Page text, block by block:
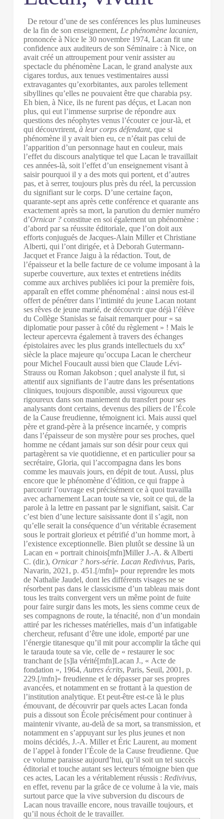
De retour d’une de ses conférences les plus lumineuses
de la fin de son enseignement, Le phénomène lacanien,
prononcée à Nice le 30 novembre 1974, Lacan fit une
confidence aux auditeurs de son Séminaire : à Nice, on
avait créé un attroupement pour venir assister au
spectacle du phénomène Lacan, le grand analyste aux
cigares tordus, aux tenues vestimentaires aussi
extravagantes qu’exorbitantes, aux paroles tellement
sibyllines qu’elles ne pouvaient être que charabia psy.
Eh bien, à Nice, ils ne furent pas déçus, et Lacan non
plus, qui eut l’immense surprise de répondre aux
questions des néophytes venus l’écouter ce jour-là, et
qui découvrirent, à leur corps défendant, que si
phénomène il y avait bien eu, ce n’était pas celui de
l’apparition d’un personnage haut en couleur, mais
l’effet du discours analytique tel que Lacan le travaillait
ces années-là, soit l’effet d’un enseignement visant à
saisir pourquoi il y a des mots qui portent, et d’autres
pas, et à serrer, toujours plus près du réel, la percussion
du signifiant sur le corps. D’une certaine façon,
quarante-sept ans après cette conférence et quarante ans
exactement après sa mort, la parution du dernier numéro
d’Ornicar ? constitue en soi également un phénomène :
d’abord par sa réussite éditoriale, que l’on doit aux
efforts conjugués de Jacques-Alain Miller et Christiane
Alberti, qui l’ont dirigée, et à Deborah Gutermann-
Jacquet et France Jaigu à la rédaction. Tout, de
l’épaisseur et la belle facture de ce volume imposant à la
superbe couverture, aux textes et entretiens inédits
comme aux archives publiées ici pour la première fois,
apparaît en effet comme phénoménal : ainsi nous est-il
offert de pénétrer dans l’intimité du jeune Lacan notant
ses rêves de jeune marié, de découvrir que déjà l’élève
du Collège Stanislas se faisait remarquer pour « sa
diplomatie pour passer à côté du règlement » ! Mais le
lecteur apercevra également à travers des échanges
épistolaires avec les plus grands intellectuels du xxe
siècle la place majeure qu’occupa Lacan le chercheur
pour Michel Foucault aussi bien que Claude Lévi-
Strauss ou Roman Jakobson ; quel analyste il fut, si
attentif aux signifiants de l’autre dans les présentations
cliniques, toujours disponible, aussi vigoureux que
rigoureux dans son maniement du transfert pour ses
analysants dont certains, devenus des piliers de l’École
de la Cause freudienne, témoignent ici. Mais aussi quel
père et grand-père à la présence incarnée, y compris
dans l’épaisseur de son mystère pour ses proches, quel
homme ne cédant jamais sur son désir pour ceux qui
partagèrent sa vie quotidienne, et en particulier pour sa
secrétaire, Gloria, qui l’accompagna dans les bons
comme les mauvais jours, en dépit de tout. Aussi, plus
encore que le phénomène d’édition, ce qui frappe à
parcourir l’ouvrage est précisément ce à quoi travailla
avec acharnement Lacan toute sa vie, soit ce qui, de la
parole à la lettre en passant par le signifiant, saisit. Car
c’est bien d’une lecture saisissante dont il s’agit, non
qu’elle serait la conséquence d’un véritable écrasement
sous le portrait glorieux et pétrifié d’un homme mort, à
l’existence exceptionnelle. Bien plutôt se dessine là un
Lacan en « portrait chinois[mfn]Miller J.-A. & Alberti
C. (dir.), Ornicar ? hors-série. Lacan Redivivus, Paris,
Navarin, 2021, p. 451.[/mfn]» pour reprendre les mots
de Nathalie Jaudel, dont les différents visages ne se
résorbent pas dans le classicisme d’un tableau mais dont
tous les traits convergent vers un même point de fuite
pour faire surgir dans les mots, les siens comme ceux de
ses compagnons de route, la ténacité, non d’un mondain
attiré par les richesses matérielles, mais d’un infatigable
chercheur, refusant d’être une idole, emporté par une
l’énergie titanesque qu’il mit pour accomplir la tâche qui
le tarauda toute sa vie, celle de « restaurer le soc
tranchant de [s]la vérité[mfn]Lacan J., « Acte de
fondation », 1964,Autres écrits, Paris, Seuil, 2001, p.
229.[/mfn]» freudienne et le dépasser par ses propres
avancées, et notamment en se frottant à la question de
l’institution analytique. Et peut-être est-ce là le plus
émouvant, de découvrir par quels actes Lacan fonda
puis a dissout son École précisément pour continuer à
maintenir vivante, au-delà de sa mort, sa transmission, et
notamment en s’appuyant sur les plus jeunes et non
moins décidés, J.-A. Miller et Éric Laurent, au moment
de l’appel à fonder l’École de la Cause freudienne. Que
ce volume paraisse aujourd’hui, qu’il soit un tel succès
éditorial et touche autant ses lecteurs témoigne bien que
ces actes, Lacan les a véritablement réussis : Redivivus,
en effet, revenu par la grâce de ce volume à la vie, mais
surtout parce que la vive subversion du discours de
Lacan nous travaille encore, nous travaille toujours, et
qu’il nous échoit de le travailler.